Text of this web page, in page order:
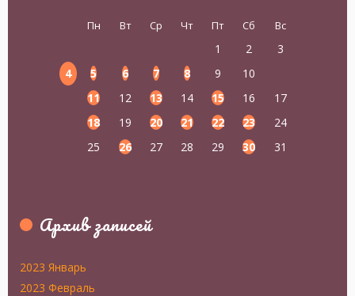
Пн Вт Ср Чт Пт Сб Вс
1 2
3
4
5 6 7 8 9
10
11
12 13 14 15 16
17
18
19 20 21 22 23
24
25
26 27 28 29 30 31
Архив записей
2023 Январь
2023 Февраль